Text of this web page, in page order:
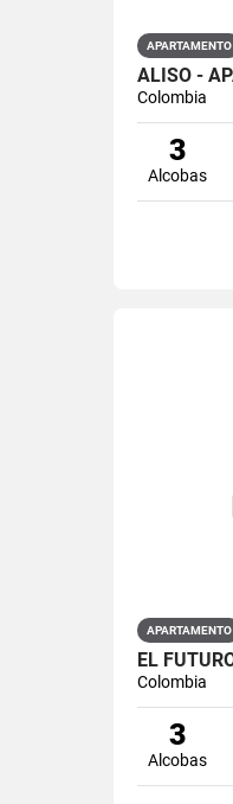
APARTAMENTO
Colombia
3
Alcobas
APARTAMENTO
Colombia
3
Alcobas